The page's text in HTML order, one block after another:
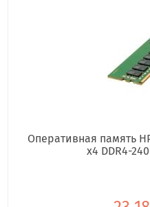
Оперативная память
x4 DDR4-